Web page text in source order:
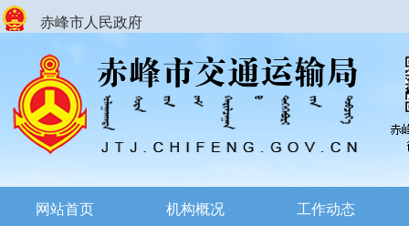
赤峰市人民政府
网站首页 机构概况 工作动态